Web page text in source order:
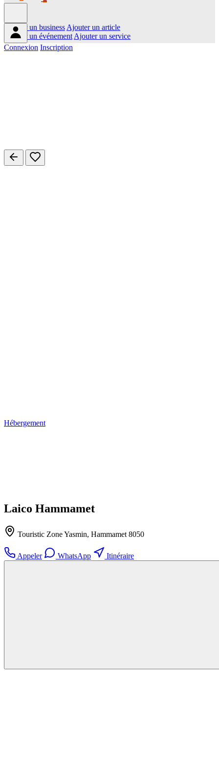
Ajouter un business Ajouter un article
Ajouter un événement Ajouter un service
Connexion Inscription
Hébergement
Laico Hammamet
Touristic Zone Yasmin, Hammamet 8050
Appeler WhatsApp Itinéraire